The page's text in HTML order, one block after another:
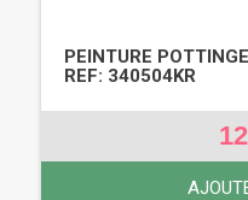
PEINTURE
REF: 340504KR